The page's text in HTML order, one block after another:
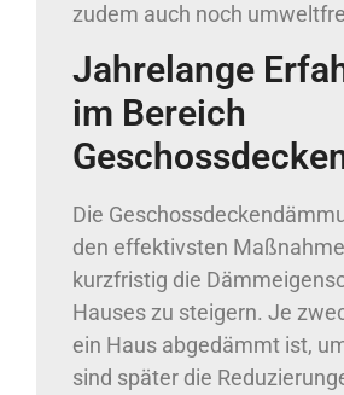
zudem auch noch
Jahrelange
im Bereich
Die
den effektivsten
kurzfristig die
Hauses zu steigern. Je
ein Haus abgedämmt ist,
sind später die